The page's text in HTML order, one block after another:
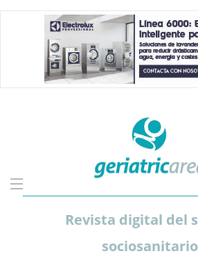
Revista digital del
sociosanitario